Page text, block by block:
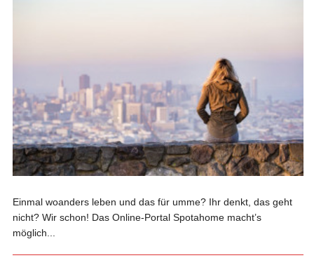
Einmal woanders leben und das für umme? Ihr denkt, das geht
nicht? Wir schon! Das Online-Portal Spotahome macht’s
möglich...